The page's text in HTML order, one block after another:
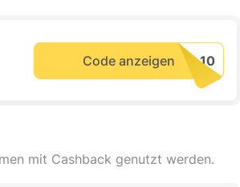
Code anzeigen
mit Cashback genutzt werden.